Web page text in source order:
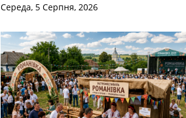
Середа, 5 Серпня, 2026